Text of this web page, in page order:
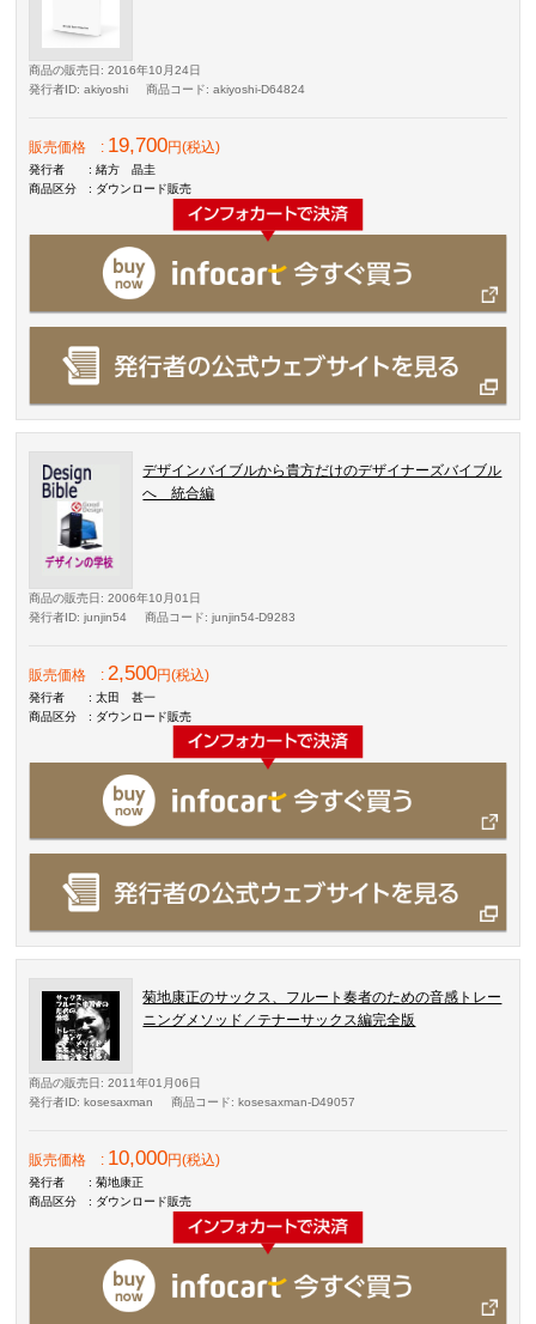
商品の販売日 : 2016年10月24日
発行者ID: akiyoshi 商品コード: akiyoshi-D64824
販売価格 : 19,700円(税込)
発行者
: 緒方 晶圭
商品区分
: ダウンロード販売
デザインバイブルから貴方だけのデザイナーズバイブル
へ 統合編
商品の販売日 : 2006年10月01日
発行者ID: junjin54 商品コード: junjin54-D9283
販売価格 : 2,500円(税込)
発行者
: 太田 甚一
商品区分
: ダウンロード販売
菊地康正のサックス、フルート奏者のための音感トレー
ニングメソッド／テナーサックス編完全版
商品の販売日 : 2011年01月06日
発行者ID: kosesaxman 商品コード: kosesaxman-D49057
販売価格 : 10,000円(税込)
発行者
: 菊地康正
商品区分
: ダウンロード販売